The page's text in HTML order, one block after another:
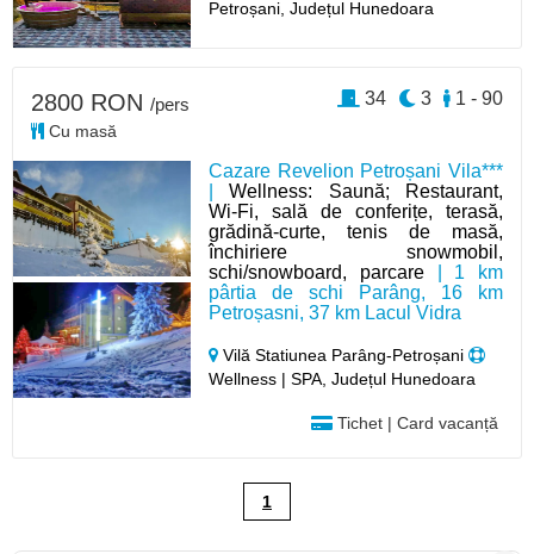
Petroșani,Județul Hunedoara
Cazare Revelion Petroșani Vila***
|Wellness: Saună; Restaurant,
Wi-Fi, sală de conferițe, terasă,
grădină-curte, tenis de masă,
închiriere snowmobil,
schi/snowboard, parcare| 1 km
pârtia de schi Parâng, 16 km
Petroșasni, 37 km Lacul Vidra
Vilă Statiunea Parâng-Petroșani
Wellness | SPA, Județul Hunedoara
Tichet | Card vacanță
2800 RON /pers
Cu masă
1 - 90
3
34
1